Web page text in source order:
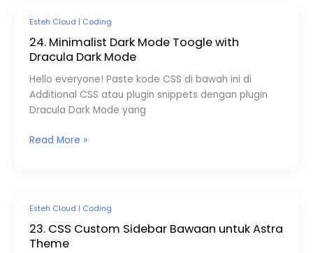
Esteh Cloud | Coding
24. Minimalist Dark Mode Toogle with
Dracula Dark Mode
Hello everyone! Paste kode CSS di bawah ini di
Additional CSS atau plugin snippets dengan plugin
Dracula Dark Mode yang
24.
Minimalist
Dark
Toogle
with
Dracula
Mode
Read More »
Esteh Cloud | Coding
23. CSS Custom Sidebar Bawaan untuk Astra
Theme
23.
CSS
Custom